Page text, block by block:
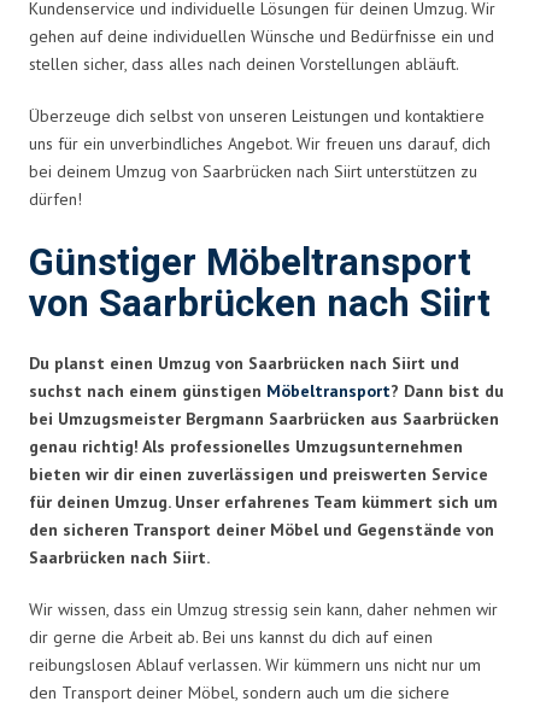
Kundenservice und individuelle Lösungen für deinen Umzug. Wir
gehen auf deine individuellen Wünsche und Bedürfnisse ein und
stellen sicher, dass alles nach deinen Vorstellungen abläuft.
Überzeuge dich selbst von unseren Leistungen und kontaktiere
uns für ein unverbindliches Angebot. Wir freuen uns darauf, dich
bei deinem Umzug von Saarbrücken nach Siirt unterstützen zu
dürfen!
Günstiger Möbeltransport
von Saarbrücken nach Siirt
Du planst einen Umzug von Saarbrücken nach Siirt und
suchst nach einem günstigen Möbeltransport? Dann bist du
bei Umzugsmeister Bergmann Saarbrücken aus Saarbrücken
genau richtig! Als professionelles Umzugsunternehmen
bieten wir dir einen zuverlässigen und preiswerten Service
für deinen Umzug. Unser erfahrenes Team kümmert sich um
den sicheren Transport deiner Möbel und Gegenstände von
Saarbrücken nach Siirt.
Wir wissen, dass ein Umzug stressig sein kann, daher nehmen wir
dir gerne die Arbeit ab. Bei uns kannst du dich auf einen
reibungslosen Ablauf verlassen. Wir kümmern uns nicht nur um
den Transport deiner Möbel, sondern auch um die sichere